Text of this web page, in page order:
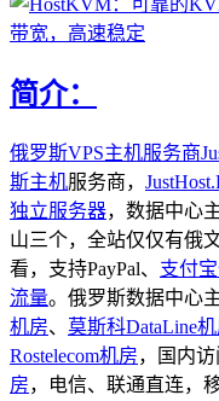
简介：
俄罗斯VPS主机服务商
斯主机服务商，
独立服务器，数据中心
山三个，全站仅仅有俄
看，支持PayPal、 支付
流量。俄罗斯数据中心
机房、 莫斯科DataLine
Rostelecom机房，国内
房，电信、联通直连，